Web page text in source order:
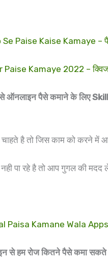
Paise Kaise Kamaye – पैसे
Kamaye 2022 –
से ऑनलाइन पैसे कमाने के लिए
है तो जिस काम को करने में
नही पा रहे है तो आप गुगल की
Paisa Kamane Wala
से हम रोज कितने पैसे कमा सकते